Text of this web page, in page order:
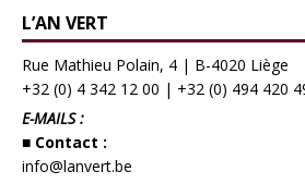
L’AN VERT
Rue Mathieu Polain, 4 | B-4020 Liège
+32 (0) 4 342 12 00 | +32 (0) 494 420
E-MAILS :
■ Contact :
info@lanvert.be